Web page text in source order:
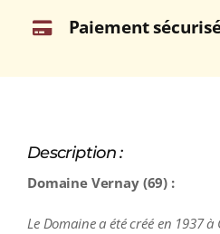
Paiement
Description :
Domaine Vernay (69) :
Le Domaine a été créé en 1937